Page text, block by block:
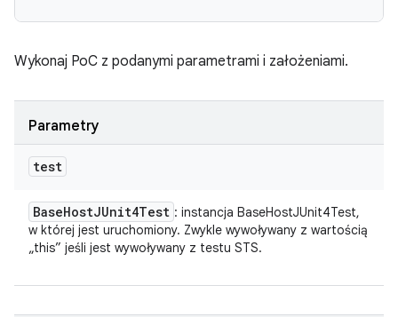
Wykonaj PoC z podanymi parametrami i założeniami.
Parametry
test
BaseHostJUnit4Test : instancja BaseHostJUnit4Test,
w której jest uruchomiony. Zwykle wywoływany z wartością
„this” jeśli jest wywoływany z testu STS.